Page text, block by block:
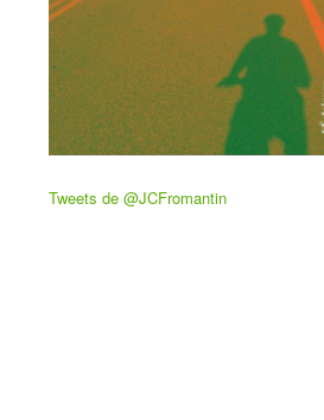
Tweets de @JCFromantin